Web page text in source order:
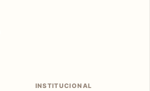
INSTITUCIONAL